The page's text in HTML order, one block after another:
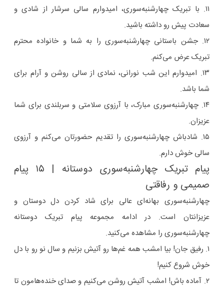
۱۱. با تبریک چهارشنبه‌سوری، امیدوارم سالی سرشار از شادی و
سعادت پیش رو داشته باشید.
۱۲. جشن باستانی چهارشنبه‌سوری را به شما و خانواده محترم
تبریک عرض می‌کنم.
۱۳. امیدوارم این شب نورانی، نمادی از سالی روشن و آرام برای
شما باشد.
۱۴. چهارشنبه‌سوری مبارک، با آرزوی سلامتی و سربلندی برای شما
عزیزان.
۱۵. شادباش چهارشنبه‌سوری را تقدیم حضورتان می‌کنم و آرزوی
سالی خوش دارم.
پیام تبریک چهارشنبه‌سوری دوستانه | ۱۵ پیام
صمیمی و رفاقتی
چهارشنبه‌سوری بهانه‌ای عالی برای شاد کردن دل دوستان و
عزیزانتان است. در ادامه مجموعه پیام تبریک دوستانه
چهارشنبه‌سوری را مشاهده می‌کنید.
۱. رفیق جان! بیا امشب همه غم‌ها رو آتیش بزنیم و سال نو رو با دل
خوش شروع کنیم!
۲. آماده باش! امشب آتیش روشن می‌کنیم و صدای خنده‌هامون تا